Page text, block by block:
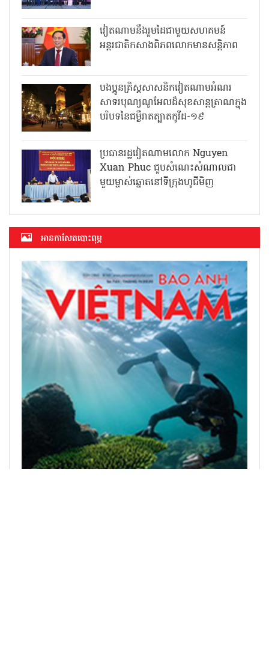
វៀតណាមនឹងរួមដៃជាមួយសហគមន៍
អន្តរជាតិកសាងពិភពលោកមានសន្តិភាព
បងប្អូនគ្រិស្តសាសនិកវៀតណាមអំណរ
សាទរបុណ្យណូអែលដ៏សុខសាន្តត្រាណក្នុង
បរិបទនៃជម្ងឺរាតត្បាតកូវីដ-១៩
ប្រធានរដ្ឋវៀតណាមលោក Nguyen
Xuan Phuc ជួបសំណេះសំណាលជា
មួយម្ចាស់ឆ្នោតនៅទីក្រុងហូជីមិញ
អាន​កាសែត​បោះពុម្ភ